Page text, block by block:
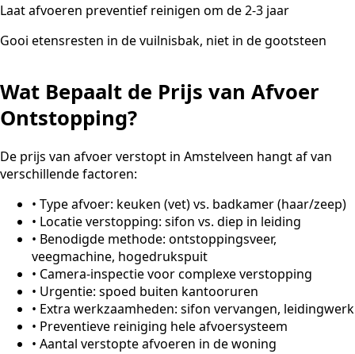
Laat afvoeren preventief reinigen om de 2-3 jaar
Gooi etensresten in de vuilnisbak, niet in de gootsteen
Wat Bepaalt de Prijs van Afvoer
Ontstopping?
De prijs van afvoer verstopt in Amstelveen hangt af van
verschillende factoren:
• Type afvoer: keuken (vet) vs. badkamer (haar/zeep)
• Locatie verstopping: sifon vs. diep in leiding
• Benodigde methode: ontstoppingsveer,
veegmachine, hogedrukspuit
• Camera-inspectie voor complexe verstopping
• Urgentie: spoed buiten kantooruren
• Extra werkzaamheden: sifon vervangen, leidingwerk
• Preventieve reiniging hele afvoersysteem
• Aantal verstopte afvoeren in de woning